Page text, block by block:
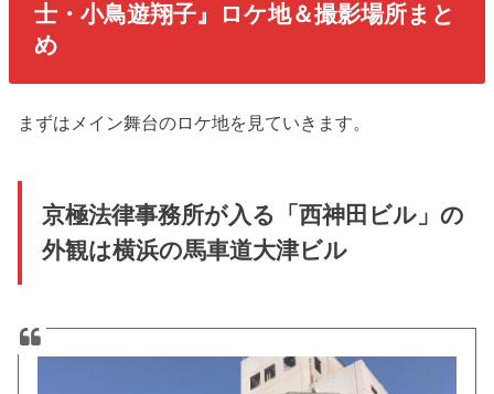
士・小鳥遊翔子』ロケ地＆撮影場所まと
め
まずはメイン舞台のロケ地を見ていきます。
京極法律事務所が入る「西神田ビル」の
外観は横浜の馬車道大津ビル